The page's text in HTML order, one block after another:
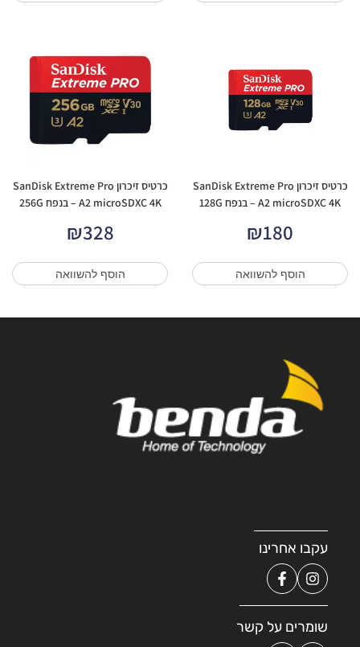
כרטיס זיכרון SanDisk Extreme Pro
A2 microSDXC 4K – בנפח 128G
₪180
הוסף להשוואה
כרטיס זיכרון SanDisk Extreme Pro
A2 microSDXC 4K – בנפח 256G
₪328
הוסף להשוואה
עקבו אחרינו
שומרים על קשר